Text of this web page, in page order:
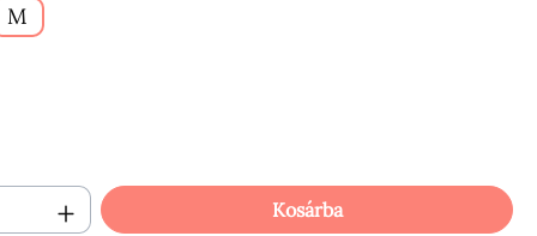
M
Adja meg a kívánt
Kosárba